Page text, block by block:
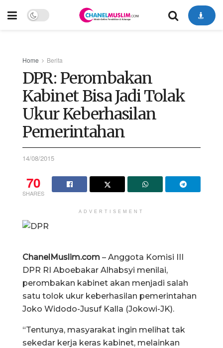
Home Berita
DPR: Perombakan
Kabinet Bisa Jadi Tolak
Ukur Keberhasilan
Pemerintahan
14/08/2015
70
SHARES
ADVERTISEMENT
ChanelMuslim.com – Anggota Komisi III
DPR RI Aboebakar Alhabsyi menilai,
perombakan kabinet akan menjadi salah
satu tolok ukur keberhasilan pemerintahan
Joko Widodo-Jusuf Kalla (Jokowi-JK).
“Tentunya, masyarakat ingin melihat tak
sekedar kerja keras kabinet, melainkan